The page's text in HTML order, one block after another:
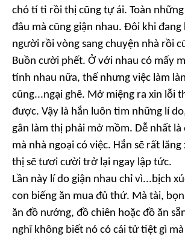
chó tí ti rồi thị cũng tự ái. Toàn
đâu mà cũng giận nhau. Đôi khi đang
người rồi vòng sang chuyện nhà rồi
Buồn cười phết. Ở với nhau có mấy
tính nhau nữa, thế nhưng việc làm
cũng...ngại ghê. Mở miệng ra xin lỗi
được. Vậy là hắn luôn tìm những lí
gân làm thị phải mở mồm. Dễ nhất là
mà nhà ngoại có việc. Hắn sẽ rất lăng
thị sẽ tươi cười trở lại ngay lập tức.
Lần này lí do giận nhau chỉ vì...bịch
con biếng ăn mua đủ thứ. Mà tài,
ăn đồ nướng, đồ chiên hoặc đồ ăn
nghĩ không biết nó có cái tử tiệt gì